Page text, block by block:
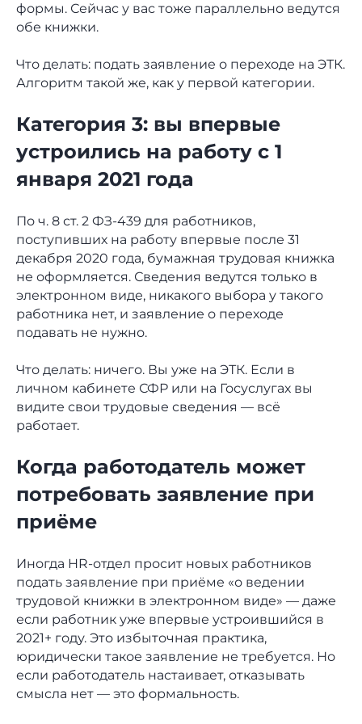
формы. Сейчас у вас тоже параллельно ведутся
обе книжки.
Что делать: подать заявление о переходе на ЭТК.
Алгоритм такой же, как у первой категории.
Категория 3: вы впервые
устроились на работу с 1
января 2021 года
По ч. 8 ст. 2 ФЗ-439 для работников,
поступивших на работу впервые после 31
декабря 2020 года, бумажная трудовая книжка
не оформляется. Сведения ведутся только в
электронном виде, никакого выбора у такого
работника нет, и заявление о переходе
подавать не нужно.
Что делать: ничего. Вы уже на ЭТК. Если в
личном кабинете СФР или на Госуслугах вы
видите свои трудовые сведения — всё
работает.
Когда работодатель может
потребовать заявление при
приёме
Иногда HR-отдел просит новых работников
подать заявление при приёме «о ведении
трудовой книжки в электронном виде» — даже
если работник уже впервые устроившийся в
2021+ году. Это избыточная практика,
юридически такое заявление не требуется. Но
если работодатель настаивает, отказывать
смысла нет — это формальность.